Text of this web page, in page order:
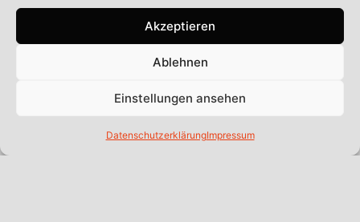
Akzeptieren
Ablehnen
Einstellungen ansehen
DatenschutzerklärungImpressum
VORHERIGER BEITRAG